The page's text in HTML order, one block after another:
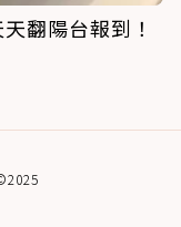
翻陽台報到！